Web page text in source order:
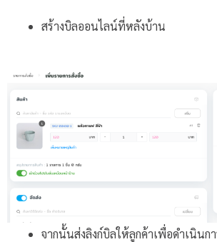
สร้างบิลออนไลน์ที่หลังบ้าน
จากนั้นส่งลิงก์บิลให้ลูกค้าเพื่อดำเนินก